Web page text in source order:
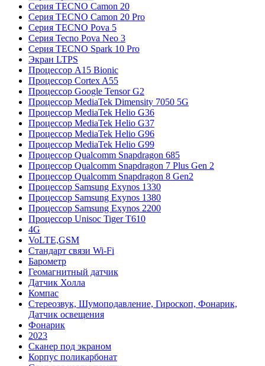
Серия TECNO Camon 20
Серия TECNO Camon 20 Pro
Серия TECNO Pova 5
Серия Tecno Pova Neo 3
Серия TECNO Spark 10 Pro
Экран LTPS
Процессор A15 Bionic
Процессор Cortex A55
Процессор Google Tensor G2
Процессор MediaTek Dimensity 7050 5G
Процессор MediaTek Helio G36
Процессор MediaTek Helio G37
Процессор MediaTek Helio G96
Процессор MediaTek Helio G99
Процессор Qualcomm Snapdragon 685
Процессор Qualcomm Snapdragon 7 Plus Gen 2
Процессор Qualcomm Snapdragon 8 Gen2
Процессор Samsung Exynos 1330
Процессор Samsung Exynos 1380
Процессор Samsung Exynos 2200
Процессор Unisoc Tiger T610
4G
VoLTE,GSM
Cтандарт связи Wi-Fi
Барометр
Геомагнитный датчик
Датчик Холла
Компас
Стереозвук, Шумоподавление, Гироскоп, Фонарик,
Датчик освещения
Фонарик
2023
Сканер под экраном
Корпус поликарбонат